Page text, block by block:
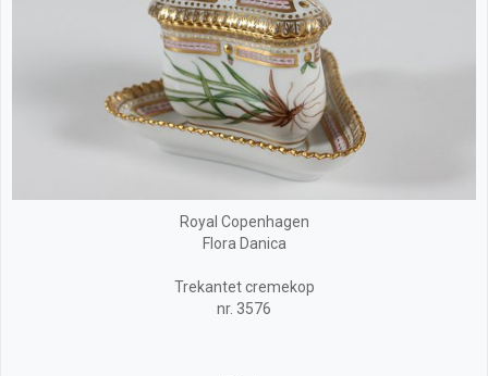
Royal Copenhagen
Flora Danica
Trekantet cremekop
nr. 3576